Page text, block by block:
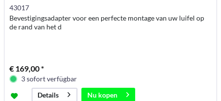
43017
Bevestigingsadapter voor een perfecte montage van uw luifel op
de rand van het d
€ 169,00 *
3 sofort verfügbar
Details
Nu kopen